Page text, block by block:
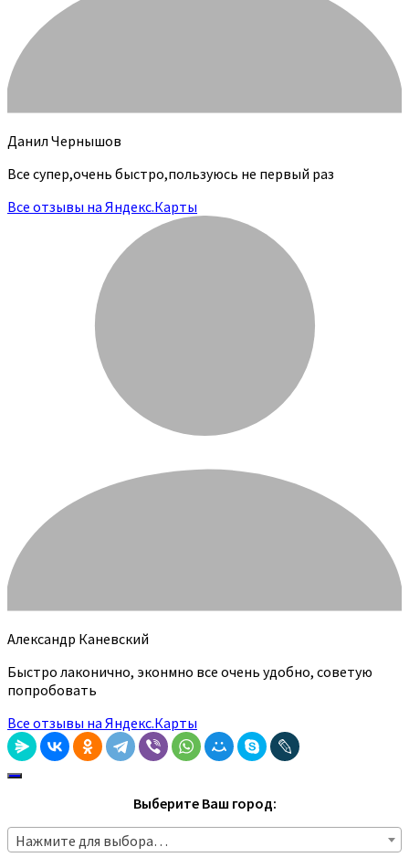
Данил Чернышов
Все супер,очень быстро,пользуюсь не первый раз
Все отзывы на Яндекс.Карты
Александр Каневский
Быстро лаконично, эконмно все очень удобно, советую
попробовать
Все отзывы на Яндекс.Карты
Выберите Ваш город:
Нажмите для выбора…